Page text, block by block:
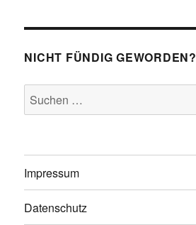
NICHT FÜNDIG GEWORDEN?
Suchen
nach:
Impressum
Datenschutz